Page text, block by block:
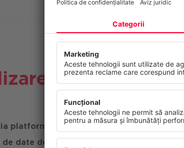
platformei:
integrarea infrastructurii IT și
date de ultimă generație:
Construirea
Confidențialitatea
Acest site web folosește cookie-uri și
continuu serviciile noastre și pentru a
dumneavoastră. Vă puteți retrage
viitor.
Mai Multe